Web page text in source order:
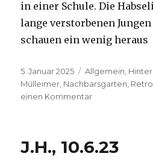
in einer Schule. Die
lange verstorbenen
schauen ein wenig heraus
Veröffentlicht
am
5. Januar 2025 Kategorien
Allgemein
Mülleimer Nachbarsgarten
einen Kommentarzu
Ein
J.H., 10.6.23